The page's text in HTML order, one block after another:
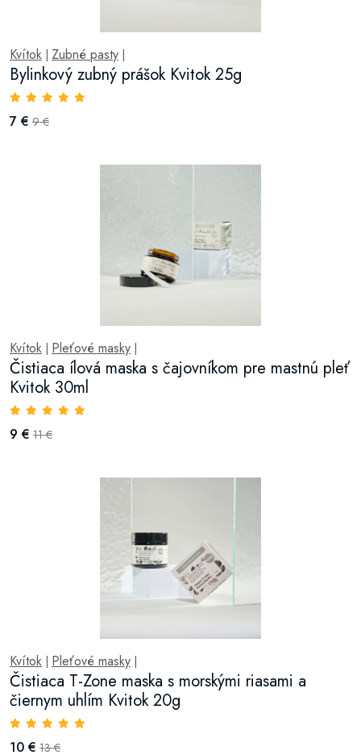
Kvítok Zubné pasty
Bylinkový zubný prášok Kvitok 25g
7 € 9 €
Kvítok Pleťové masky
Čistiaca ílová maska s čajovníkom pre mastnú pleť
Kvitok 30ml
9 € 11 €
Kvítok Pleťové masky
Čistiaca T-Zone maska s morskými riasami a
čiernym uhlím Kvitok 20g
10 € 13 €